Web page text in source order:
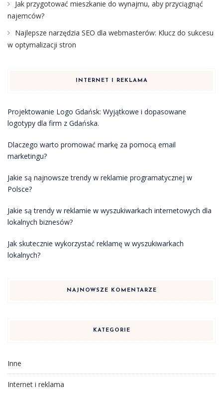
Jak przygotować mieszkanie do wynajmu, aby przyciągnąć
najemców?
Najlepsze narzędzia SEO dla webmasterów: Klucz do sukcesu
w optymalizacji stron
INTERNET I REKLAMA
Projektowanie Logo Gdańsk: Wyjątkowe i dopasowane
logotypy dla firm z Gdańska.
Dlaczego warto promować markę za pomocą email
marketingu?
Jakie są najnowsze trendy w reklamie programatycznej w
Polsce?
Jakie są trendy w reklamie w wyszukiwarkach internetowych dla
lokalnych biznesów?
Jak skutecznie wykorzystać reklamę w wyszukiwarkach
lokalnych?
NAJNOWSZE KOMENTARZE
KATEGORIE
Inne
Internet i reklama